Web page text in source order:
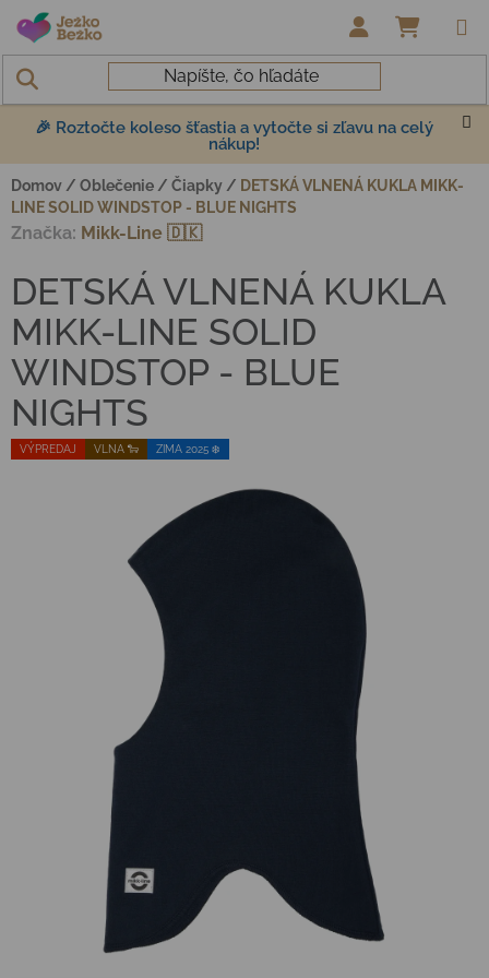
Prejsť na obsah
🎉 Roztočte koleso šťastia a vytočte si zľavu na celý
nákup!
Domov / Oblečenie / Čiapky / DETSKÁ VLNENÁ KUKLA MIKK-
LINE SOLID WINDSTOP - BLUE NIGHTS
VÝPREDAJ VLNA 🐑 ZIMA 2025 ❄️
DETSKÁ VLNENÁ KUKLA
MIKK-LINE SOLID
WINDSTOP - BLUE
NIGHTS
Značka: Mikk-Line 🇩🇰